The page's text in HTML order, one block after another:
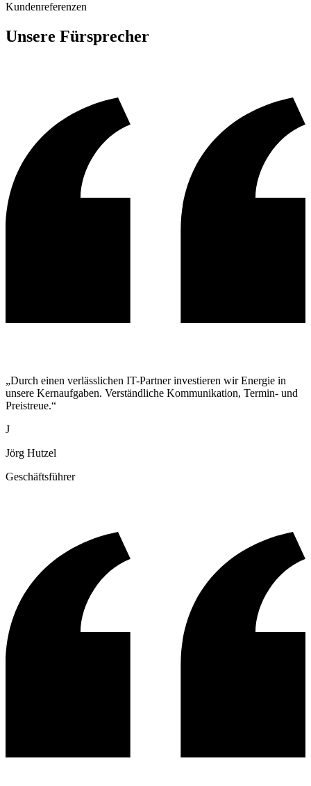
Kundenreferenzen
Unsere Fürsprecher
„Durch einen verlässlichen IT-Partner investieren wir Energie in
unsere Kernaufgaben. Verständliche Kommunikation, Termin- und
Preistreue.“
J
Jörg Hutzel
Geschäftsführer